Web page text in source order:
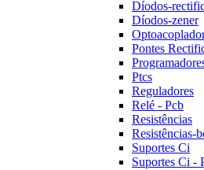
Díodos-
Díodos-zener
Pontes
Ptcs
Reguladores
Relé - Pcb
Resistências
Resistências-
Suportes Ci
Suportes Ci -